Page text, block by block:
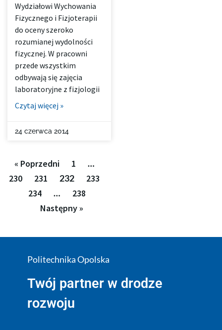
Wydziałowi Wychowania
Fizycznego i Fizjoterapii
do oceny szeroko
rozumianej wydolności
fizycznej. W pracowni
przede wszystkim
odbywają się zajęcia
laboratoryjne z fizjologii
Czytaj więcej »
24 czerwca 2014
« Poprzedni 1 …
230 231 232
233
234
…
238
Następny »
Politechnika Opolska
Twój partner w drodze
rozwoju